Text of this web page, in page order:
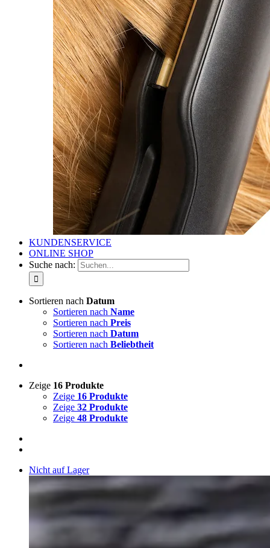
KUNDENSERVICE
ONLINE SHOP
Suche nach:
Sortieren nach Datum
Sortieren nach Name
Sortieren nach Preis
Sortieren nach Datum
Sortieren nach Beliebtheit
Zeige 16 Produkte
Zeige 16 Produkte
Zeige 32 Produkte
Zeige 48 Produkte
Nicht auf Lager